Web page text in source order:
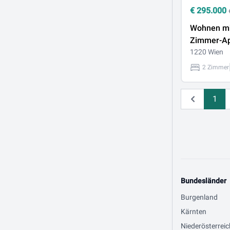
€ 295.000
Wohnen
Zimmer-
Balkon, 5
Alten
1220 Wien
2 Zimmer
Zurück
1
Bundesländer
Burgenland
Kärnten